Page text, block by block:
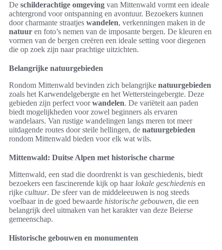
De schilderachtige omgeving van Mittenwald vormt een ideale
achtergrond voor ontspanning en avontuur. Bezoekers kunnen
door charmante straatjes wandelen, verkenningen maken in de
natuur en foto’s nemen van de imposante bergen. De kleuren en
vormen van de bergen creëren een ideale setting voor diegenen
die op zoek zijn naar prachtige uitzichten.
Belangrijke natuurgebieden
Rondom Mittenwald bevinden zich belangrijke natuurgebieden
zoals het Karwendelgebergte en het Wettersteingebergte. Deze
gebieden zijn perfect voorwandelen. De variëteit aan paden
biedt mogelijkheden voor zowel beginners als ervaren
wandelaars. Van rustige wandelingen langs meren tot meer
uitdagende routes door steile hellingen, de natuurgebieden
rondom Mittenwald bieden voor elk wat wils.
Mittenwald: Duitse Alpen met historische charme
Mittenwald, een stad die doordrenkt is van geschiedenis, biedt
bezoekers een fascinerende kijk op haar lokale geschiedenis en
rijke cultuur. De sfeer van de middeleeuwen is nog steeds
voelbaar in de goed bewaarde historische gebouwen, die een
belangrijk deel uitmaken van het karakter van deze Beierse
gemeenschap.
Historische gebouwen en monumenten